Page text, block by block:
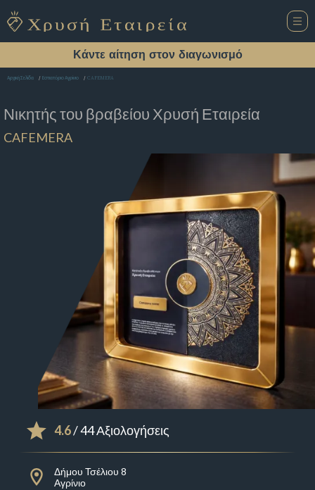
Κάντε αίτηση στον διαγωνισμό
Αρχική Σελίδα Εστιατόριο Αγρίνιο CAFEMERA
Νικητής του βραβείου Χρυσή Εταιρεία
CAFEMERA
4.6/ 44 Αξιολογήσεις
Δήμου Τσέλιου 8
Αγρίνιο